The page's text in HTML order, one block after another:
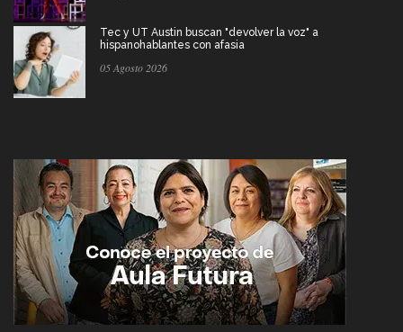
Tec y UT Austin buscan "devolver la voz" a
hispanohablantes con afasia
05 Agosto 2026